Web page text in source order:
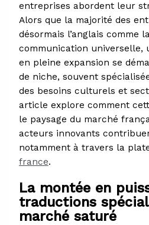
entreprises abordent leur
Alors que la majorité des
désormais l’anglais comme
communication universelle,
en pleine expansion se
de niche, souvent
des besoins culturels et
article explore comment
le paysage du marché
acteurs innovants
notamment à travers la
france.
La montée en
traductions
marché saturé